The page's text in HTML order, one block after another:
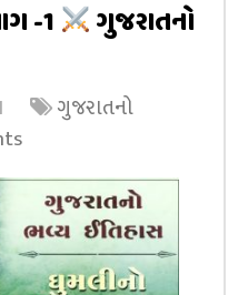
-1
ગુજરાતનો
ગુજરાતનો